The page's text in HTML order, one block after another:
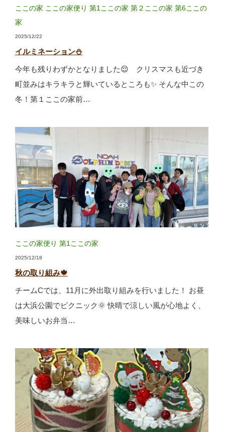
ここの家 ここの家便り 第1ここの家 第２ここの家 第6ここの
家
2025/12/22
イルミネーション⛄
今年も残りわずかとなりました😌 クリスマスも近づき
町並みはキラキラと輝いているところも✨ そんな中この
冬！第１ここの家前…
ここの家便り 第1ここの家
2025/12/18
秋の取り組み🍁
チームCでは、11月に外出取り組みを行いました！ お昼
は大浜公園でピクニック🌞 快晴で涼しい風が心地よく、
美味しいお弁当…